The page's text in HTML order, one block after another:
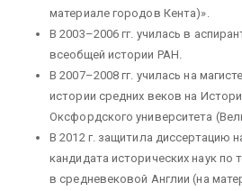
материале городов Кента)».
В 2003–2006 гг. училась в
всеобщей истории РАН.
В 2007–2008 гг. училась на
истории средних веков на
Оксфордского университета
В 2012 г. защитила диссертацию
кандидата исторических наук по
в средневековой Англии (на